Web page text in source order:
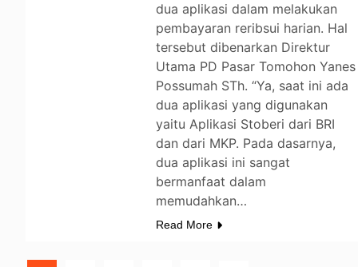
dua aplikasi dalam melakukan
pembayaran reribsui harian. Hal
tersebut dibenarkan Direktur
Utama PD Pasar Tomohon Yanes
Possumah STh. “Ya, saat ini ada
dua aplikasi yang digunakan
yaitu Aplikasi Stoberi dari BRI
dan dari MKP. Pada dasarnya,
dua aplikasi ini sangat
bermanfaat dalam
memudahkan…
Read More